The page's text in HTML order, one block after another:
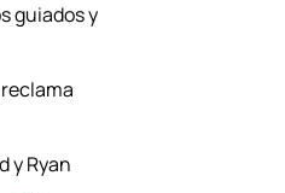
guiados y
y Ryan